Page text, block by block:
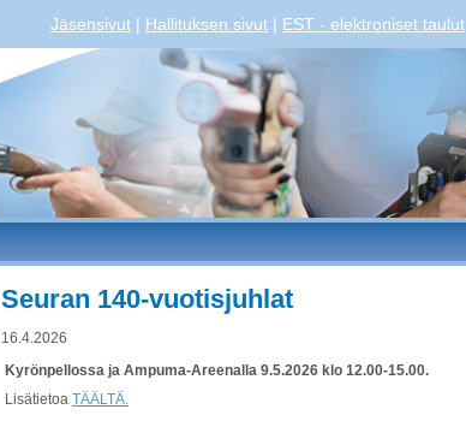
Jäsensivut | Hallituksen sivut | EST - elektroniset taulut
Seuran 140-vuotisjuhlat
16.4.2026
Kyrönpellossa ja Ampuma-Areenalla 9.5.2026 klo 12.00-15.00.
Lisätietoa TÄÄLTÄ.